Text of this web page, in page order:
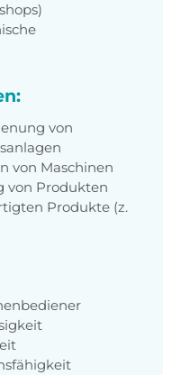
von
von Maschinen
von Produkten
Produkte (z.